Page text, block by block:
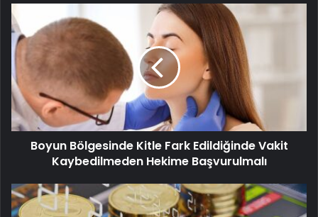
Boyun Bölgesinde Kitle Fark Edildiğinde Vakit
Kaybedilmeden Hekime Başvurulmalı